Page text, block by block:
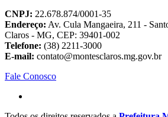
CNPJ: 22.678.874/0001-35
Endereço: Av. Cula Mangaeira, 211 -
Claros - MG, CEP: 39401-002
Telefone: (38) 2211-3000
E-mail: contato@montesclaros.mg.gov.br
Fale Conosco